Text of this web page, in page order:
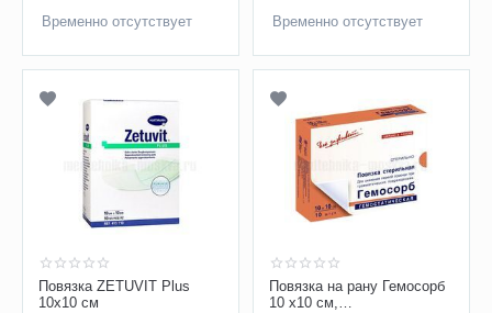
Временно отсутствует Временно отсутствует
Повязка ZETUVIT Plus
10x10 см
Повязка на рану Гемосорб
10 х10 см,